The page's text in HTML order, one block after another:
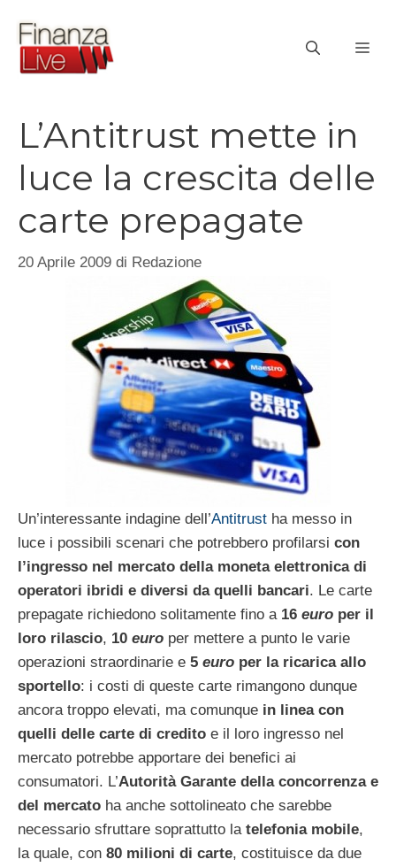
contenuto
L’Antitrust mette in
luce la crescita delle
carte prepagate
20 Aprile 2009 di Redazione
Un’interessante indagine dell’Antitrust ha messo in
luce i possibili scenari che potrebbero profilarsi con
l’ingresso nel mercato della moneta elettronica di
operatori ibridi e diversi da quelli bancari. Le carte
prepagate richiedono solitamente fino a 16 euro per il
loro rilascio, 10 euro per mettere a punto le varie
operazioni straordinarie e 5 euro per la ricarica allo
sportello: i costi di queste carte rimangono dunque
ancora troppo elevati, ma comunque in linea con
quelli delle carte di credito e il loro ingresso nel
mercato potrebbe apportare dei benefici ai
consumatori. L’Autorità Garante della concorrenza e
del mercato ha anche sottolineato che sarebbe
necessario sfruttare soprattutto la telefonia mobile,
la quale, con 80 milioni di carte, costituisce da due